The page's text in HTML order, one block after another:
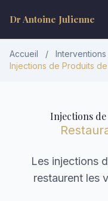
Dr Antoine Julienne
Accueil / Interventions
Injections de Produits
Injections
Les injections
restaurent les
Dr Antoine
Assistant virtuel •